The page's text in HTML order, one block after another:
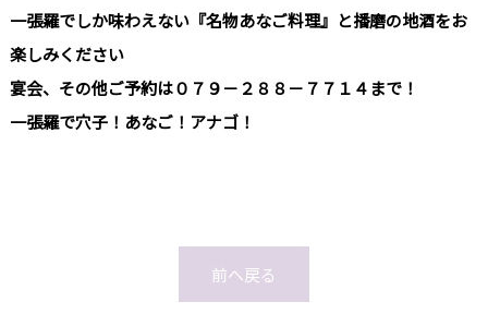
一張羅でしか味わえない『名物あなご料理』と播磨の地酒をお
楽しみください
宴会、その他ご予約は０７９－２８８－７７１４まで！
一張羅で穴子！あなご！アナゴ！
前へ戻る